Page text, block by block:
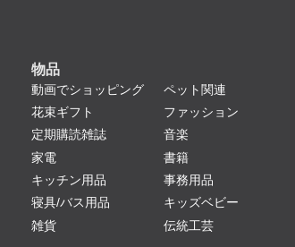
物品
動画でショッピング
花束ギフト
定期購読雑誌
家電
キッチン用品
寝具/バス用品
雑貨
ペット関連
ファッション
音楽
書籍
事務用品
キッズベビー
伝統工芸